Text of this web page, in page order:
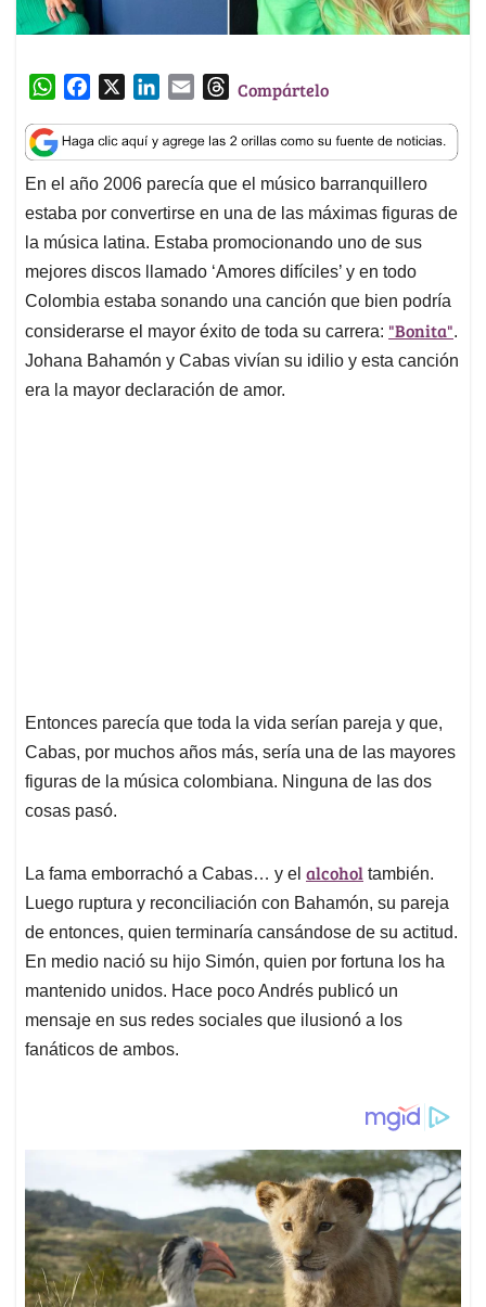
W
a
t
s
A
p
p
c
e
b
o
o
k
n
k
e
d
I
n
a
i
l
T
r
e
a
d
s
Compártelo
En el año 2006 parecía que el músico barranquillero
estaba por convertirse en una de las máximas figuras de
la música latina. Estaba promocionando uno de sus
mejores discos llamado ‘Amores difíciles’ y en todo
Colombia estaba sonando una canción que bien podría
considerarse el mayor éxito de toda su carrera: "Bonita".
Johana Bahamón y Cabas vivían su idilio y esta canción
era la mayor declaración de amor.
Entonces parecía que toda la vida serían pareja y que,
Cabas, por muchos años más, sería una de las mayores
figuras de la música colombiana. Ninguna de las dos
cosas pasó.
La fama emborrachó a Cabas… y el alcohol también.
Luego ruptura y reconciliación con Bahamón, su pareja
de entonces, quien terminaría cansándose de su actitud.
En medio nació su hijo Simón, quien por fortuna los ha
mantenido unidos. Hace poco Andrés publicó un
mensaje en sus redes sociales que ilusionó a los
fanáticos de ambos.